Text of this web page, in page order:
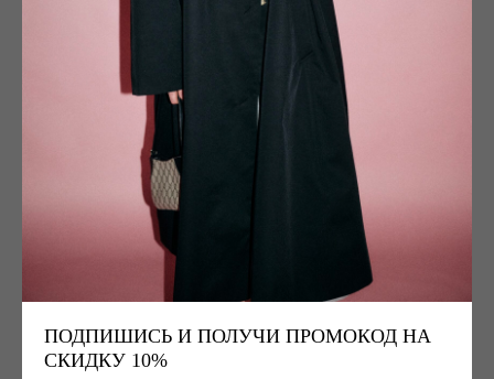
ФУТБОЛКА СЕРАЯ
1 800 ₽
ЛОНГСЛИВ СЕРЫЙ
Лонгслив с акцентным лаконичным
5 200 ₽
ПОДПИШИСЬ И ПОЛУЧИ ПРОМОКОД НА
СКИДКУ 10%